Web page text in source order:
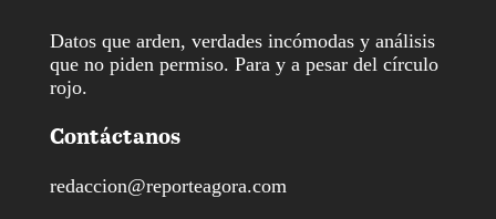
Datos que arden, verdades incómodas y análisis
que no piden permiso. Para y a pesar del círculo
rojo.
Contáctanos
redaccion@reporteagora.com